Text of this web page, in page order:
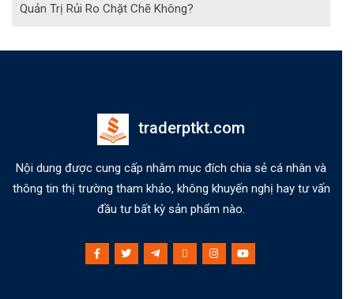
Quản Trị Rủi Ro Chặt Chẽ Không?
traderptkt.com
Nội dung được cung cấp nhằm mục đích chia sẻ cá nhân và
thông tin thị trường tham khảo, không khuyến nghị hay tư vấn
đầu tư bất kỳ sản phẩm nào.